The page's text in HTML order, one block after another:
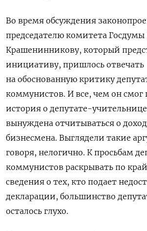
Во время обсуждения
председателю комитета Госдумы
Крашенинникову, который
инициативу, пришлось отвечать
на обоснованную критику
коммунистов. И все, чем он
история о депутате-
вынуждена отчитываться о
бизнесмена. Выглядели такие
говоря, нелогично. К просьбам
коммунистов раскрывать по
сведения о тех, кто подает
декларации, большинство
осталось глухо.